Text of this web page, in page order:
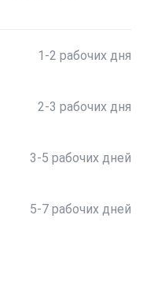
1-2 рабочих дня
2-3 рабочих дня
3-5 рабочих дней
5-7 рабочих дней